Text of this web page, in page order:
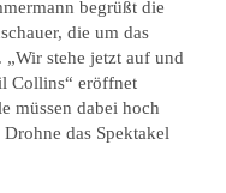
begrüßt die
die um das
„Wir stehe jetzt auf und
Collins“ eröffnet
müssen dabei hoch
das Spektakel